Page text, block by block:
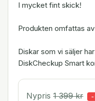
I mycket fint skick!
Produkten omfattas
Diskar som vi säljer
DiskCheckup Smart
Nypris 1 399kr -